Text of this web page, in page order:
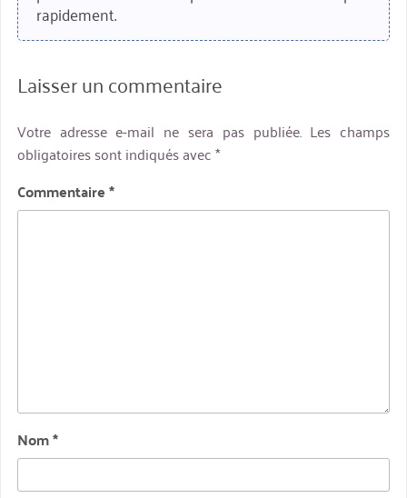
rapidement.
Laisser un commentaire
Votre adresse e-mail ne sera pas publiée. Les champs
obligatoires sont indiqués avec*
Commentaire*
Nom*